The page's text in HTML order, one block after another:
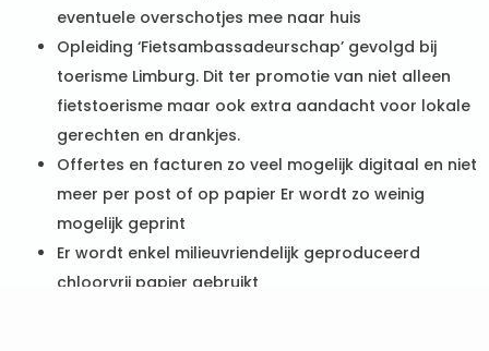
eventuele overschotjes mee naar huis
Opleiding ‘Fietsambassadeurschap’ gevolgd bij
toerisme Limburg. Dit ter promotie van niet alleen
fietstoerisme maar ook extra aandacht voor lokale
gerechten en drankjes.
Offertes en facturen zo veel mogelijk digitaal en niet
meer per post of op papier Er wordt zo weinig
mogelijk geprint
Er wordt enkel milieuvriendelijk geproduceerd
chloorvrij papier gebruikt